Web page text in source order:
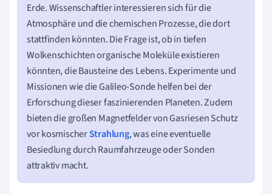
Erde. Wissenschaftler interessieren sich für die
Atmosphäre und die chemischen Prozesse, die dort
stattfinden könnten. Die Frage ist, ob in tiefen
Wolkenschichten organische Moleküle existieren
könnten, die Bausteine des Lebens. Experimente und
Missionen wie die Galileo-Sonde helfen bei der
Erforschung dieser faszinierenden Planeten. Zudem
bieten die großen Magnetfelder von Gasriesen Schutz
vor kosmischerStrahlung, was eine eventuelle
Besiedlung durch Raumfahrzeuge oder Sonden
attraktiv macht.